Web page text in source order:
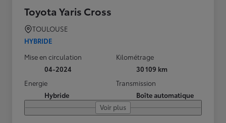
Toyota Yaris Cross
TOULOUSE
HYBRIDE
Mise en circulation
04-2024
Kilométrage
30 109 km
Energie
Hybride
Transmission
Boîte automatique
Voir plus